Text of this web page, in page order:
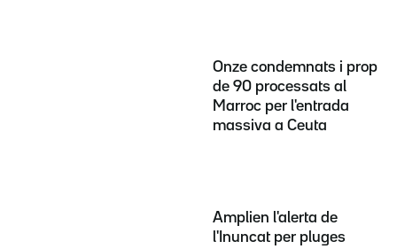
Onze condemnats i prop
de 90 processats al
Marroc per l'entrada
massiva a Ceuta
Amplien l'alerta de
l'Inuncat per pluges